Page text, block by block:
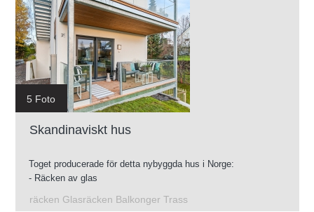
5 Foto
Skandinaviskt hus
Toget producerade för detta nybyggda hus i Norge:
- Räcken av glas
- Mellanliggande trappor
räcken Glasräcken Balkonger Trass